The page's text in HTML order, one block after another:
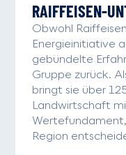
RAIFFEISEN-
Obwohl
Energieinitiative
gebündelte
Gruppe zurück.
bringt sie über
Landwirtschaft
Region